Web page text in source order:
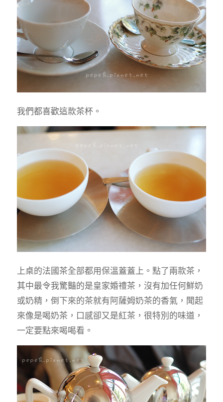
我們都喜歡這款茶杯。
上桌的法國茶全部都用保溫蓋蓋上。點了兩款茶，
其中最令我驚豔的是皇家婚禮茶，沒有加任何鮮奶
或奶精，倒下來的茶就有阿薩姆奶茶的香氣，聞起
來像是喝奶茶，口感卻又是紅茶，很特別的味道，
一定要點來喝喝看。